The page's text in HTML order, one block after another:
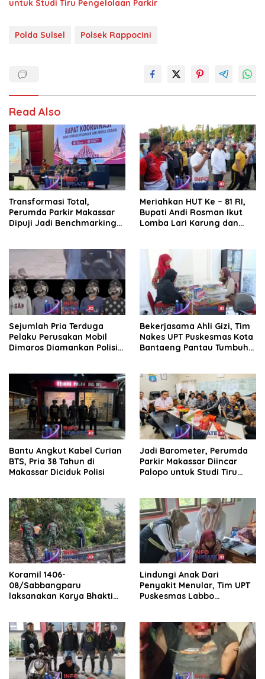
untuk Studi Tiru Pengelolaan Parkir
Polda Sulsel Polsek Rappocini
Read Also
Transformasi Total,
Perumda Parkir Makassar
Dipuji Jadi Benchmarking
Meriahkan HUT Ke – 81 RI,
Bupati Andi Rosman Ikut
Lomba Lari Karung dan
Sejumlah Pria Terduga
Pelaku Perusakan Mobil
Dimaros Diamankan Polisi.
Bekerjasama Ahli Gizi, Tim
Nakes UPT Puskesmas Kota
Bantaeng Pantau Tumbuh
Bantu Angkut Kabel Curian
BTS, Pria 38 Tahun di
Makassar Diciduk Polisi
Jadi Barometer, Perumda
Parkir Makassar Diincar
Palopo untuk Studi Tiru
Koramil 1406-
08/Sabbangparu
laksanakan Karya Bhakti
Lindungi Anak Dari
Penyakit Menular, Tim UPT
Puskesmas Labbo